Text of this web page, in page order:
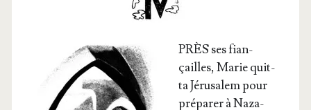
PRÈS ses fian­
çailles, Marie quit­
ta Jéru­sa­lem pour
pré­pa­rer à Naza­